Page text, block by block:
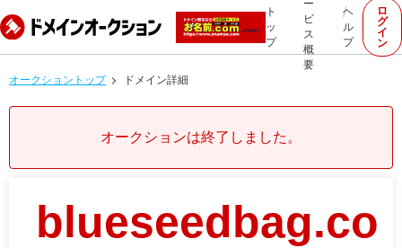
ト
ッ
プ
ー
ビ
ス
概
要
ヘ
ル
プ
ロ
グ
イ
ン
オークショントップ ドメイン詳細
オークションは終了しました。
blueseedbag.co